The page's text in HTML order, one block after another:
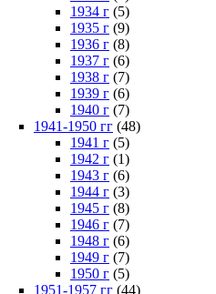
1934 г (5)
1935 г (9)
1936 г (8)
1937 г (6)
1938 г (7)
1939 г (6)
1940 г (7)
1941-1950 гг (48)
1941 г (5)
1942 г (1)
1943 г (6)
1944 г (3)
1945 г (8)
1946 г (7)
1948 г (6)
1949 г (7)
1950 г (5)
1951-1957 гг (44)